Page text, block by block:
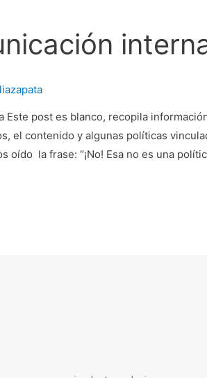
Este post es blanco, recopila
el contenido y algunas políticas
oído la frase: “¡No! Esa no es una